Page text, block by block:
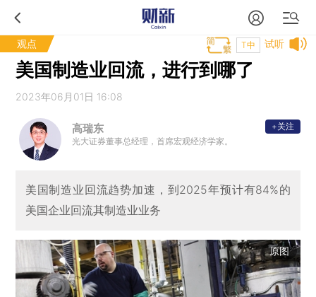
观点 试听
T中
美国制造业回流，进行到哪了
2023年06月01日 16:08
高瑞东
光大证券董事总经理，首席宏观经济学家。
+关注
美国制造业回流趋势加速，到2025年预计有84%的
美国企业回流其制造业业务
原图